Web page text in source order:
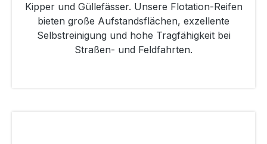
Kipper und Güllefässer. Unsere Flotation-Reifen
bieten große Aufstandsflächen, exzellente
Selbstreinigung und hohe Tragfähigkeit bei
Straßen- und Feldfahrten.